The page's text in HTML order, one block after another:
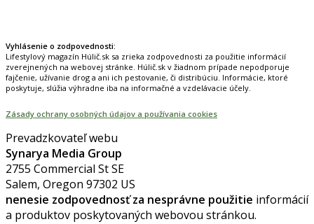
Vyhlásenie o zodpovednosti:
Lifestylový magazín Húlič.sk sa zrieka zodpovednosti za použitie informácií
zverejnených na webovej stránke. Húlič.sk v žiadnom prípade nepodporuje
fajčenie, užívanie drog a ani ich pestovanie, či distribúciu. Informácie, ktoré
poskytuje, slúžia výhradne iba na informačné a vzdelávacie účely.
Zásady ochrany osobných údajov a používania cookies
Prevadzkovateľ webu
Synarya Media Group
2755 Commercial St SE
Salem, Oregon 97302 US
nenesie zodpovednosť za nesprávne použitie informácií
a produktov poskytovaných webovou stránkou.